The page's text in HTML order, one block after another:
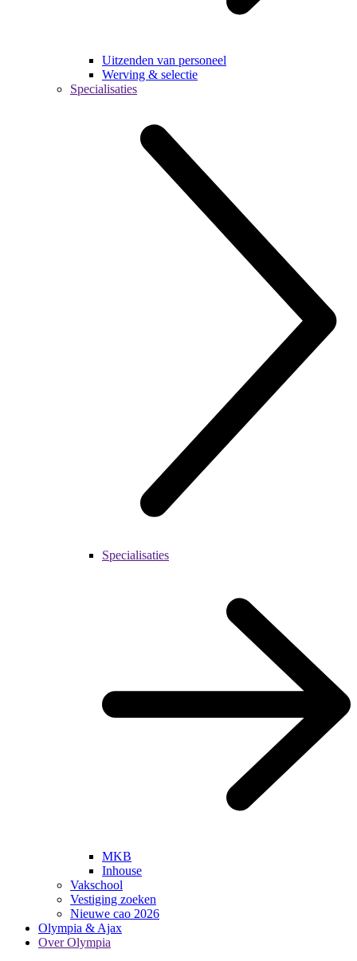
Uitzenden van personeel
Werving & selectie
Specialisaties
Specialisaties
MKB
Inhouse
Vakschool
Vestiging zoeken
Nieuwe cao 2026
Olympia & Ajax
Over Olympia